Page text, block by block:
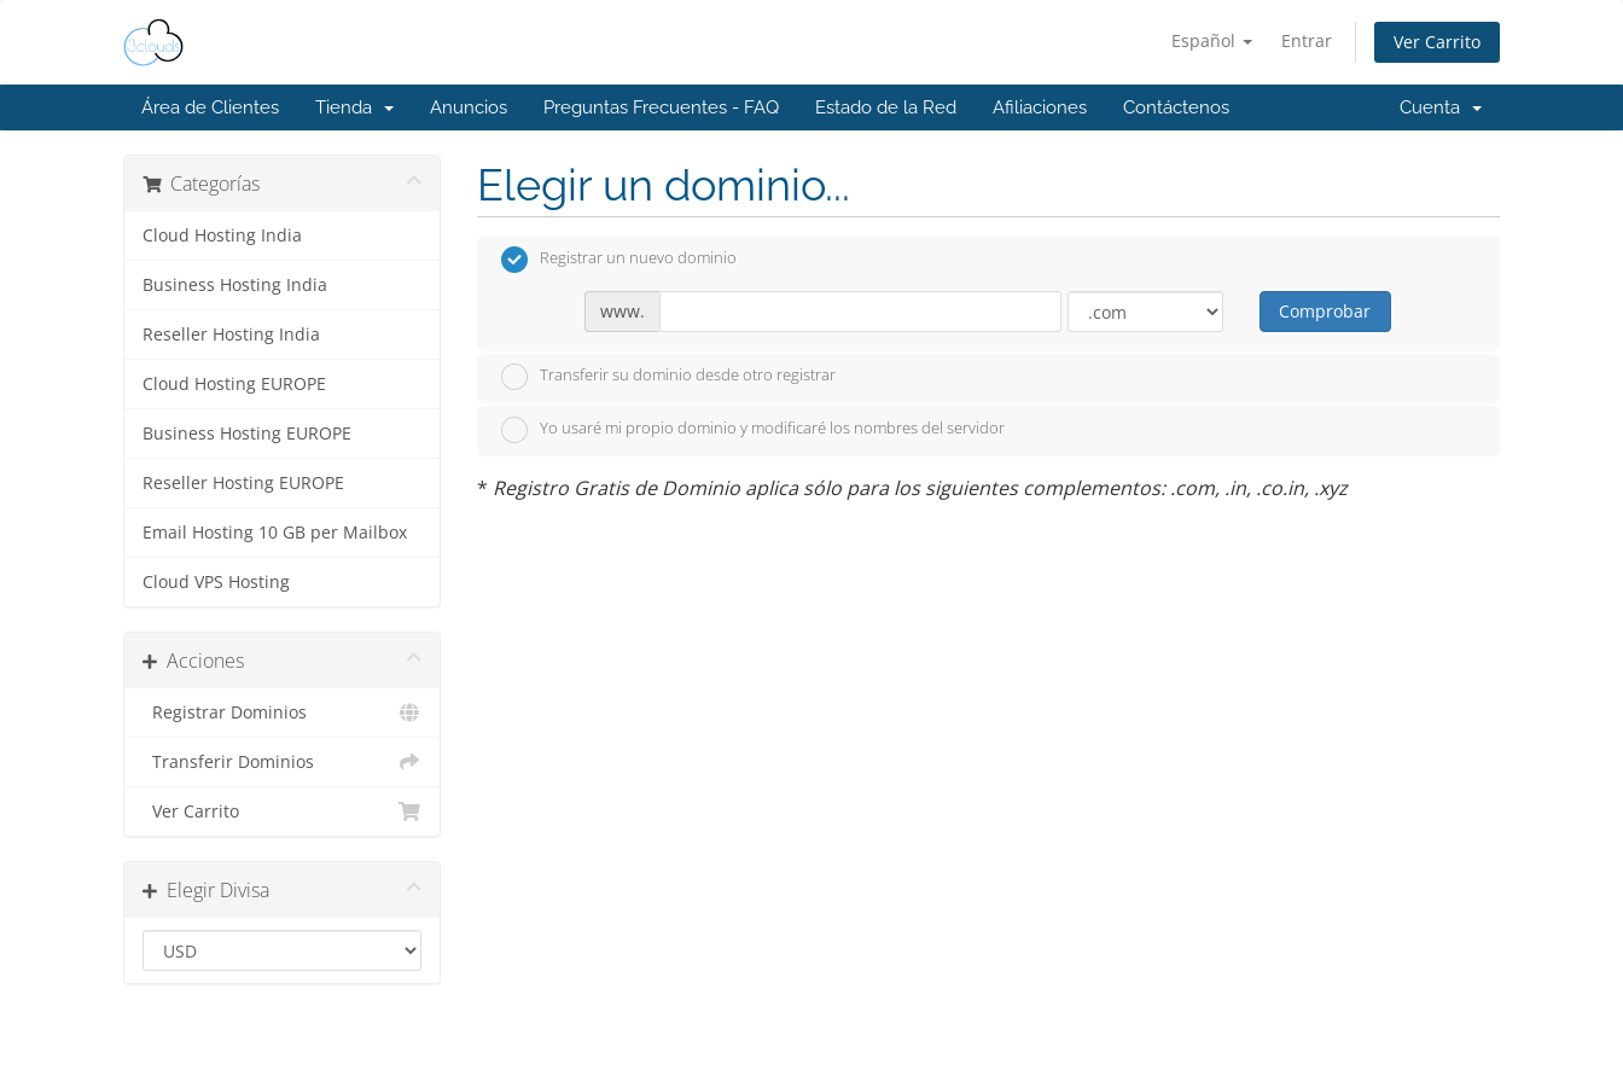
Español Entrar Ver Carrito
Área de Clientes Tienda Anuncios Preguntas Frecuentes - FAQ Estado de la Red Afiliaciones Contáctenos Cuenta
Categorías
Cloud Hosting India
Business Hosting India
Reseller Hosting India
Cloud Hosting EUROPE
Business Hosting EUROPE
Reseller Hosting EUROPE
Email Hosting 10 GB per Mailbox
Cloud VPS Hosting
Acciones
Registrar Dominios
Transferir Dominios
Ver Carrito
Elegir Divisa
Elegir un dominio...
Registrar un nuevo dominio
www. Comprobar
Transferir su dominio desde otro registrar
Yo usaré mi propio dominio y modificaré los nombres del servidor
* Registro Gratis de Dominio aplica sólo para los siguientes complementos: .com, .in, .co.in, .xyz